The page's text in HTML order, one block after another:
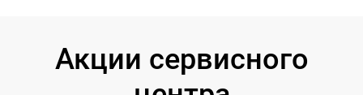
Акции сервисного